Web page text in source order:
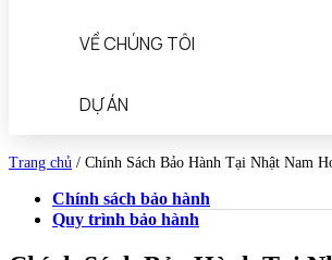
VỀ CHÚNG TÔI
DỰ ÁN
Trang chủ / Chính Sách Bảo Hành Tại Nhật Nam
Chính sách bảo hành
Quy trình bảo hành